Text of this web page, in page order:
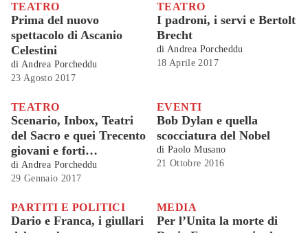
TEATRO
Prima del nuovo
spettacolo di Ascanio
Celestini
di Andrea Porcheddu
23 Agosto 2017
TEATRO
I padroni, i servi e Bertolt
Brecht
di Andrea Porcheddu
18 Aprile 2017
TEATRO
Scenario, Inbox, Teatri
del Sacro e quei Trecento
giovani e forti…
di Andrea Porcheddu
29 Gennaio 2017
EVENTI
Bob Dylan e quella
scocciatura del Nobel
di Paolo Musano
21 Ottobre 2016
PARTITI E POLITICI
Dario e Franca, i giullari
MEDIA
Per l’Unita la morte di